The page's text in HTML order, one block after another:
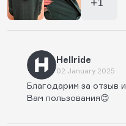
Hellride
02 January 2025
Благодарим за отзыв
Вам пользования😊